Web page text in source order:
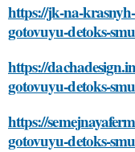
https://jk-na-
gotovuyu-detoks-
https://
gotovuyu-detoks-
https://
gotovuyu-detoks-